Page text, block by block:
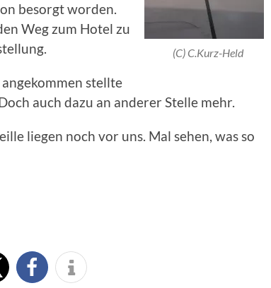
(C) C.Kurz-Held
besorgt worden.
Weg zum Hotel zu
stellte
auch dazu an anderer Stelle mehr.
liegen noch vor uns. Mal sehen, was so